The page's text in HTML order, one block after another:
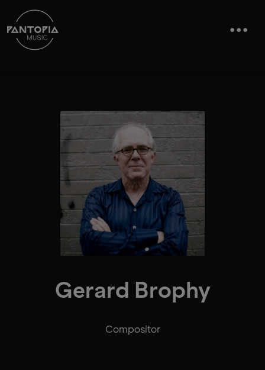
Gerard Brophy
Compositor